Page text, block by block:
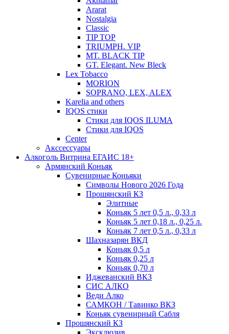
Ararat
Nostalgia
Classic
TIP TOP
TRIUMPH. VIP
MT. BLACK TIP
GT. Elegant. New Bleck
Lex Tobacco
MORION
SOPRANO, LEX, ALEX
Karelia and others
IQOS стики
Стики для IQOS ILUMA
Стики для IQOS
Сenter
Акссессуары
Алкоголь Витрина ЕГАИС 18+
Армянский Коньяк
Сувенирные Коньяки
Символы Нового 2026 Года
Прошянский КЗ
Элитные
Коньяк 5 лет 0,5 л., 0,33 л
Коньяк 5 лет 0,18 л., 0,25 л.
Коньяк 7 лет 0,5 л., 0,33 л
Шахназарян ВКД
Коньяк 0,5 л
Коньяк 0,25 л
Коньяк 0,70 л
Иджеванский ВКЗ
СИС АЛКО
Веди Алко
САМКОН / Тавинко ВКЗ
Коньяк сувенирный Сабля
Прошянский КЗ
Эксклюзив